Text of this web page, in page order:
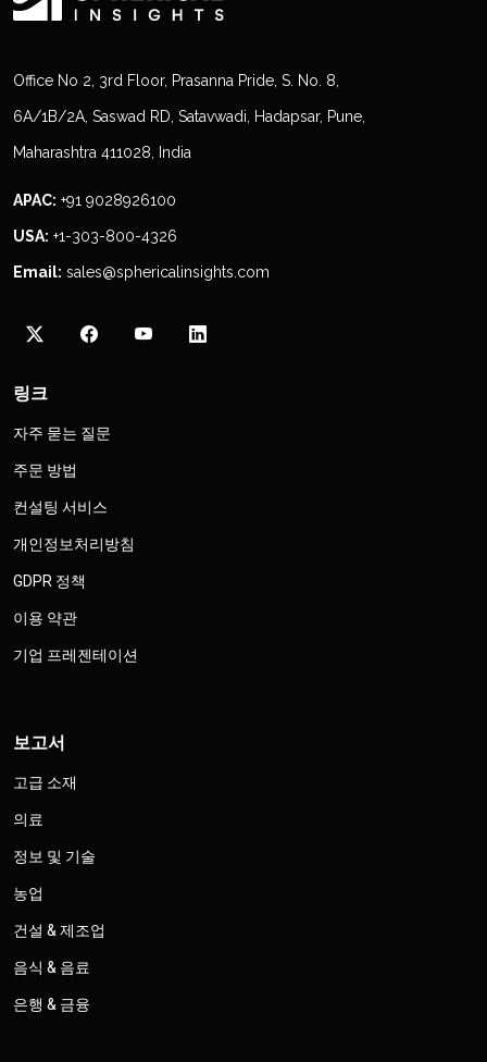
Office No 2, 3rd Floor, Prasanna Pride, S. No. 8,
6A/1B/2A, Saswad RD, Satavwadi, Hadapsar, Pune,
Maharashtra 411028, India
APAC: +91 9028926100
USA: +1-303-800-4326
Email: sales@sphericalinsights.com
링크
자주 묻는 질문
주문 방법
컨설팅 서비스
개인정보처리방침
GDPR 정책
이용 약관
기업 프레젠테이션
보고서
고급 소재
의료
정보 및 기술
농업
건설 & 제조업
음식 & 음료
은행 & 금융